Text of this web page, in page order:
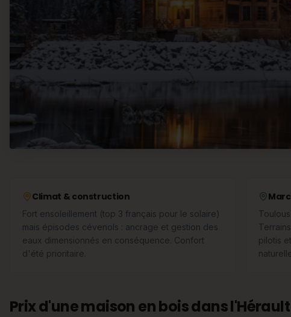
Climat & construction
Fort ensoleillement (top 3 français pour le solaire)
mais épisodes cévenols : ancrage et gestion des
eaux dimensionnés en conséquence. Confort
d'été prioritaire.
pilotis
Prix d'une maison en bois dans l'Hérault